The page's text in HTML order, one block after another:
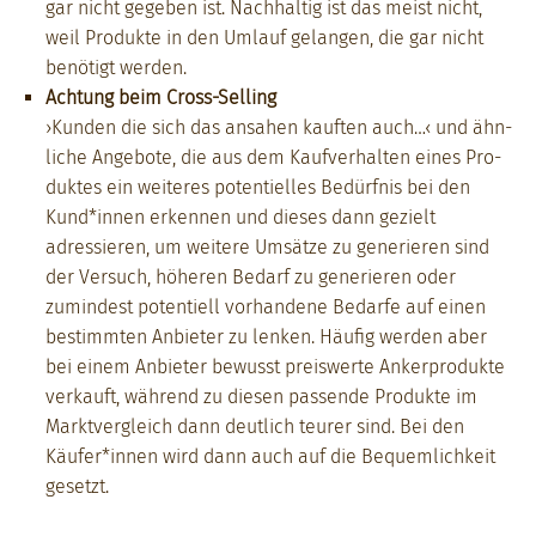
gar nicht gegeben ist. Nach­haltig ist das meist nicht,
weil Pro­duk­te in den Umlauf gelan­gen, die gar nicht
benötigt wer­den.
Achtung beim Cross-Sell­ing
›Kun­den die sich das ansa­hen kauften auch…‹ und ähn­
liche Ange­bote, die aus dem Kaufver­hal­ten eines Pro­
duk­tes ein weit­eres poten­tielles Bedürf­nis bei den
Kund*innen erken­nen und dieses dann gezielt
adressieren, um weit­ere Umsätze zu gener­ieren sind
der Ver­such, höheren Bedarf zu gener­ieren oder
zumin­d­est poten­tiell vorhan­dene Bedarfe auf einen
bes­timmten Anbi­eter zu lenken. Häu­fig wer­den aber
bei einem Anbi­eter bewusst preiswerte Anker­pro­duk­te
verkauft, während zu diesen passende Pro­duk­te im
Mark­tver­gle­ich dann deut­lich teur­er sind. Bei den
Käufer*innen wird dann auch auf die Bequem­lichkeit
geset­zt.